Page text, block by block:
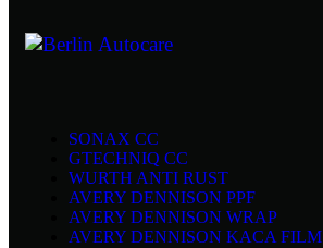
SONAX CC
GTECHNIQ CC
WURTH ANTI RUST
AVERY DENNISON PPF
AVERY DENNISON WRAP
AVERY DENNISON KACA FILM